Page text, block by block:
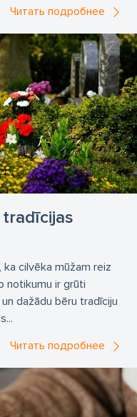
Читать подробнее
cilvēka mūžam reiz
notikumu ir grūti
dažādu bēru tradīciju
Читать подробнее